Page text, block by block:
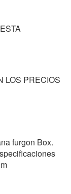
LOS PRECIOS
furgon Box.